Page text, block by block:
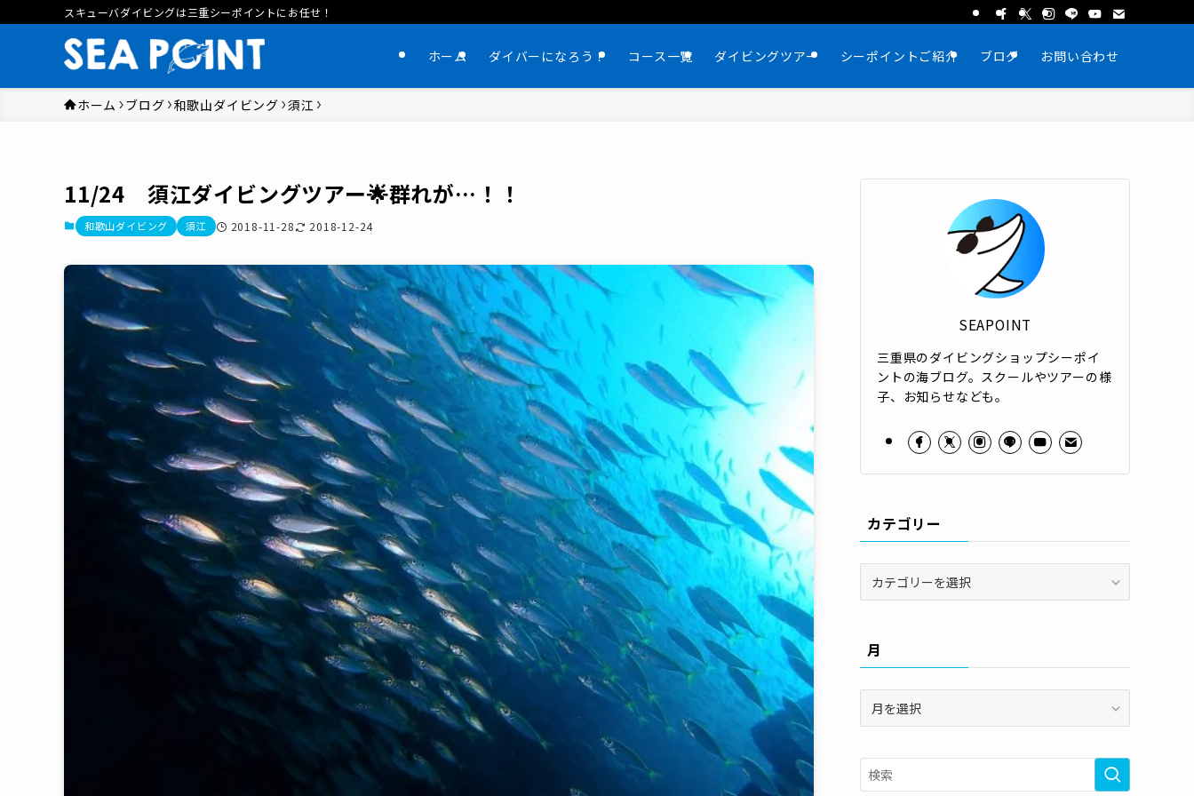
スキューバダイビングは三重シーポイントにお任せ！
ホーム ダイバーになろう！ コース一覧 ダイビングツアー シーポイントご紹介 ブログ お問い合わせ
ホーム ブログ 和歌山ダイビング 須江
11/24 須江ダイビングツアー🌟群れが…！！
和歌山ダイビング 須江 2018-11-28 2018-12-24
SEAPOINT
三重県のダイビングショップシーポイ
ントの海ブログ。スクールやツアーの様
子、お知らせなども。
カテゴリー
ー
月